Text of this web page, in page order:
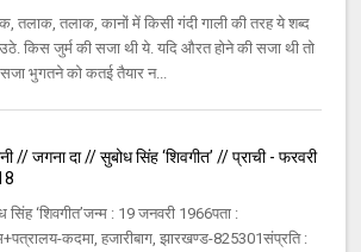
तलाक, तलाक, कानों में किसी गंदी गाली की तरह ये शब्द
किस जुर्म की सजा थी ये. यदि औरत होने की सजा थी तो
भुगतने को कतई तैयार न...
// जगना दा // सुबोध सिंह ‘शिवगीत’ // प्राची - फरवरी
सिंह ‘शिवगीत’जन्म : 19 जनवरी 1966पता :
कदमा, हजारीबाग, झारखण्ड-825301संप्रति :